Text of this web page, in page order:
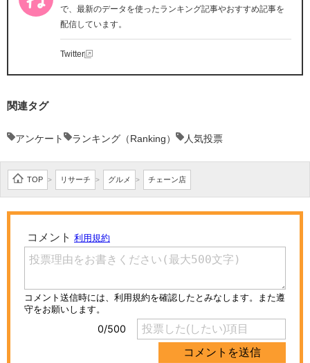
で、最新のデータを使ったランキング記事やおすすめ記事を
配信しています。
Twitter
関連タグ
アンケート ランキング（Ranking） 人気投票
TOP > リサーチ > グルメ > チェーン店